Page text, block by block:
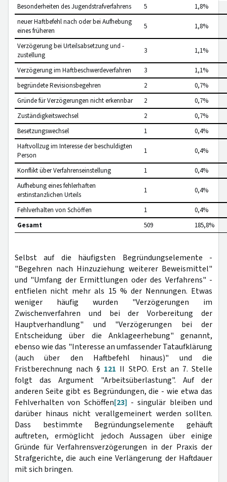
Besonderheiten des Jugendstrafverfahrens
5
1,8%
neuer Haftbefehl nach oder bei Aufhebung
eines früheren
5 1,8%
Verzögerung bei Urteilsabsetzung und -
zustellung
3 1,1%
Verzögerung im Haftbeschwerdeverfahren 3
1,1%
begründete Revisionsbegehren
2
0,7%
Gründe für Verzögerungen nicht erkennbar
2
0,7%
Zuständigkeitswechsel
2
0,7%
Besetzungswechsel
1
0,4%
Haftvollzug im Interesse der beschuldigten
Person
1 0,4%
Konflikt über Verfahrenseinstellung 1
0,4%
Aufhebung eines fehlerhaften
erstinstanzlichen Urteils
1 0,4%
Fehlverhalten von Schöffen 1
0,4%
Gesamt
509 185,8%
Selbst auf die häufigsten Begründungselemente -
"Begehren nach Hinzuziehung weiterer Beweismittel"
und "Umfang der Ermittlungen oder des Verfahrens" -
entfielen nicht mehr als 15 % der Nennungen. Etwas
weniger häufig wurden "Verzögerungen im
Zwischenverfahren und bei der Vorbereitung der
Hauptverhandlung" und "Verzögerungen bei der
Entscheidung über die Anklageerhebung" genannt,
ebenso wie das "Interesse an umfassender Tataufklärung
(auch über den Haftbefehl hinaus)" und die
Fristberechnung nach § 121 II StPO. Erst an 7. Stelle
folgt das Argument "Arbeitsüberlastung". Auf der
anderen Seite gibt es Begründungen, die - wie etwa das
Fehlverhalten von Schöffen[23] - singulär bleiben und
darüber hinaus nicht verallgemeinert werden sollten.
Dass bestimmte Begründungselemente gehäuft
auftreten, ermöglicht jedoch Aussagen über einige
Gründe für Verfahrensverzögerungen in der Praxis der
Strafgerichte, die auch eine Verlängerung der Haftdauer
mit sich bringen.